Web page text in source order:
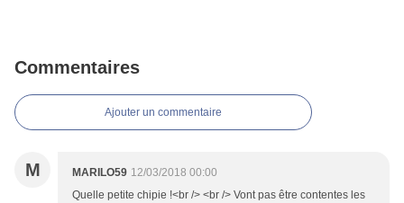
Commentaires
Ajouter un commentaire
M MARILO59 12/03/2018 00:00
Quelle petite chipie !<br /> <br /> Vont pas être contentes les